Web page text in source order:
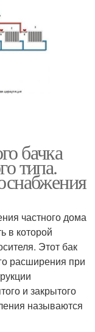
бачка
типа.
частного дома
в которой
Этот бак
расширения при
и закрытого
называются